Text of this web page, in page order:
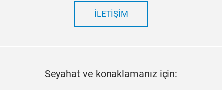
İLETIŞIM
Seyahat ve konaklamanız için: